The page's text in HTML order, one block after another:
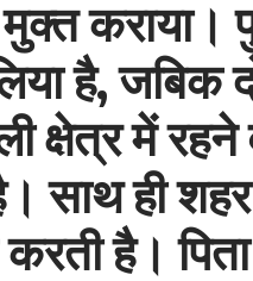
कराया।
है, जबिक
क्षेत्र में रहने
साथ ही
है।